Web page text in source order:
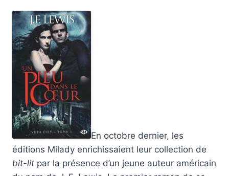
En octobre dernier, les
éditions Milady enrichissaient leur collection de
bit-lit par la présence d’un jeune auteur américain